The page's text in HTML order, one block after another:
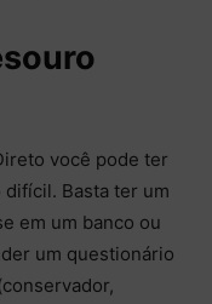
você pode ter
Basta ter um
em um banco ou
um questionário